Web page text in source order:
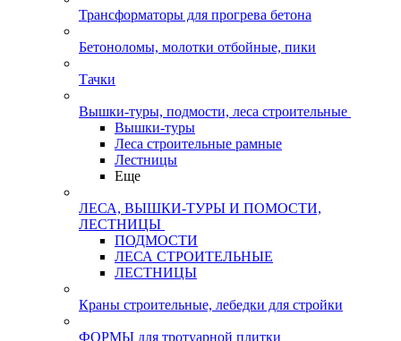
Трансформаторы для прогрева бетона
Бетоноломы, молотки отбойные, пики
Тачки
Вышки-туры, подмости, леса строительные
Вышки-туры
Леса строительные рамные
Лестницы
Еще
ЛЕСА, ВЫШКИ-ТУРЫ И ПОМОСТИ,
ЛЕСТНИЦЫ
ПОДМОСТИ
ЛЕСА СТРОИТЕЛЬНЫЕ
ЛЕСТНИЦЫ
Краны строительные, лебедки для стройки
ФОРМЫ для тротуарной плитки